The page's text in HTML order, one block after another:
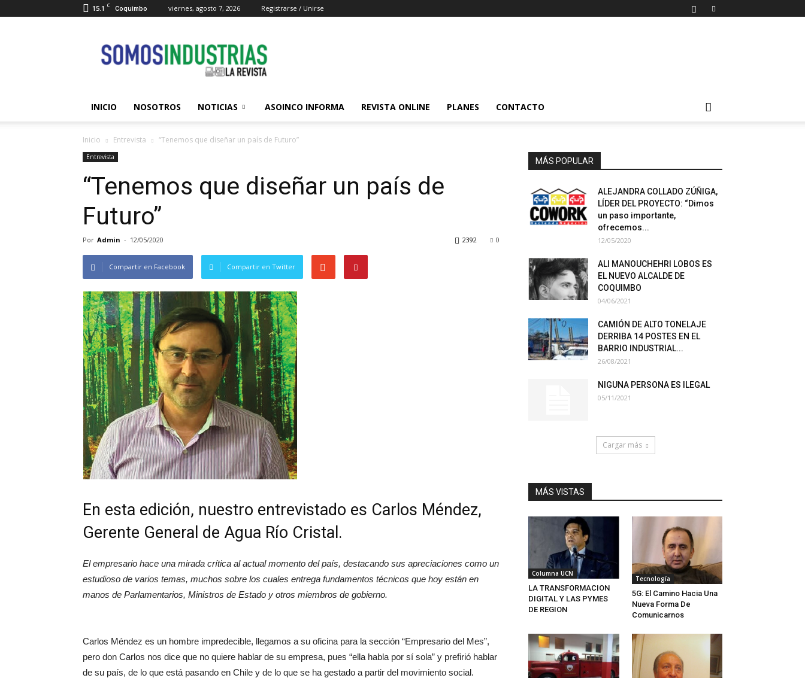
15.1 C Coquimbo viernes, agosto 7, 2026 Registrarse / Unirse
Industrias
INICIO NOSOTROS NOTICIAS ASOINCO INFORMA REVISTA ONLINE PLANES CONTACTO
Inicio Entrevista “Tenemos que diseñar un país de Futuro”
Entrevista
“Tenemos que diseñar un país de
Futuro”
Por Admin - 12/05/2020 0
2392
Compartir en Facebook Compartir en Twitter
En esta edición, nuestro entrevistado es Carlos Méndez,
Gerente General de Agua Río Cristal.
El empresario hace una mirada crítica al actual momento del país, destacando sus apreciaciones como un
estudioso de varios temas, muchos sobre los cuales entrega fundamentos técnicos que hoy están en
manos de Parlamentarios, Ministros de Estado y otros miembros de gobierno.
Carlos Méndez es un hombre impredecible, llegamos a su oficina para la sección “Empresario del Mes”,
pero don Carlos nos dice que no quiere hablar de su empresa, pues “ella habla por sí sola” y prefirió hablar
de su país, de lo que está pasando en Chile y de lo que se ha gestado a partir del movimiento social.
MÁS POPULAR
ALEJANDRA COLLADO ZÚÑIGA,
LÍDER DEL PROYECTO: “Dimos
un paso importante,
ofrecemos...
12/05/2020
ALI MANOUCHEHRI LOBOS ES
EL NUEVO ALCALDE DE
COQUIMBO
04/06/2021
CAMIÓN DE ALTO TONELAJE
DERRIBA 14 POSTES EN EL
BARRIO INDUSTRIAL...
26/08/2021
NIGUNA PERSONA ES ILEGAL
05/11/2021
Cargar más
MÁS VISTAS
Columna UCN
LA TRANSFORMACION
DIGITAL Y LAS PYMES
DE REGION
Tecnología
5G: El Camino Hacia Una
Nueva Forma De
Comunicarnos